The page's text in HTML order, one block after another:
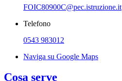
FOIC80900C@pec.istruzione.it
Telefono
0543 983012
Naviga su Google Maps
Cosa serve